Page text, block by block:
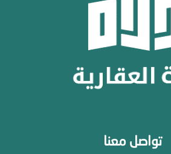
تواصل معنا